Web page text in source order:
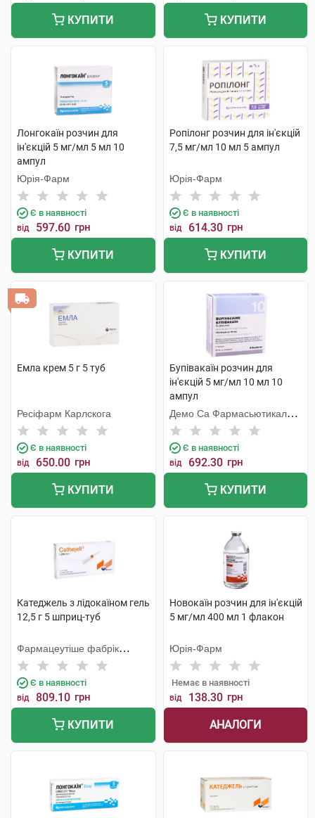
КУПИТИ КУПИТИ
Лонгокаїн розчин для
ін'єкцій 5 мг/мл 5 мл 10
ампул
Юрія-Фарм
Є в наявності
від 597.60 грн
КУПИТИ
Ропілонг розчин для ін'єкцій
7,5 мг/мл 10 мл 5 ампул
Юрія-Фарм
Є в наявності
від 614.30 грн
КУПИТИ
Емла крем 5 г 5 туб
Ресіфарм Карлскога
Є в наявності
від 650.00 грн
КУПИТИ
Бупівакаїн розчин для
ін'єкцій 5 мг/мл 10 мл 10
ампул
Демо Са Фармасьютикал
Індастрі
Є в наявності
від 692.30 грн
КУПИТИ
Катеджель з лідокаїном гель
12,5 г 5 шприц-туб
Фармацеутіше фабрік
Монтавіт
Є в наявності
від 809.10 грн
КУПИТИ
Новокаїн розчин для ін'єкцій
5 мг/мл 400 мл 1 флакон
Юрія-Фарм
Немає в наявності
від 138.30 грн
АНАЛОГИ